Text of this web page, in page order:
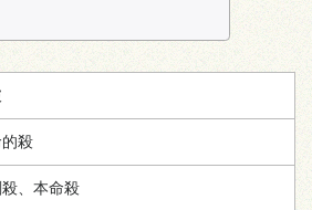
的殺
、本命殺